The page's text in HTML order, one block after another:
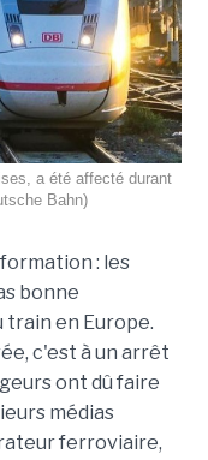
a été affecté durant
Bahn)
: les
bonne
train en Europe.
c'est à un arrêt
ont dû faire
médias
ferroviaire,